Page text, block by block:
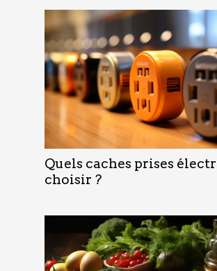
Quels caches prises
choisir ?